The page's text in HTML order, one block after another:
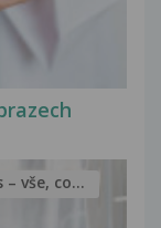
vše, co...